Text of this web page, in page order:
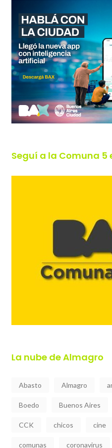
Seguí a la Comuna
La nube de Almagro
Abasto Almagro
Boedo Buenos Aires
CCK chicos cine
comunas coronavirus